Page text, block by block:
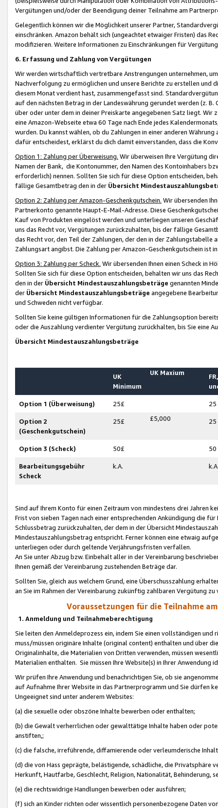
Vergütungen und/oder der Beendigung deiner Teilnahme am
Gelegentlich können wir die Möglichkeit unserer Partner,
einschränken. Amazon behält sich (ungeachtet etwaiger Fristen) das
modifizieren. Weitere Informationen zu Einschränkungen für
6. Erfassung und Zahlung von Vergütungen
Wir werden wirtschaftlich vertretbare Anstrengungen unternehmen,
Nachverfolgung zu ermöglichen und unsere Berichte zu erstellen und
diesem Monat verdient hast, zusammengefasst sind.
auf den nächsten Betrag in der Landeswährung gerundet werden (z.
über oder unter dem in deiner Preiskarte angegebenen Satz liegt.
eine Amazon-Webseite etwa 60 Tage nach Ende jedes
wurden. Du kannst wählen, ob du Zahlungen in einer anderen
dafür entscheidest, erklärst du dich damit einverstanden, dass die
Option 1: Zahlung per Überweisung. Wir überweisen Ihre Vergütung
Namen der Bank, die Kontonummer, den Namen des Kontoinhabers
erforderlich) nennen. Sollten Sie sich für diese Option entscheiden,
fällige Gesamtbetrag den in der Übersicht
Option 2: Zahlung per Amazon-Geschenkgutschein. Wir übersenden
Partnerkonto genannte Haupt-E-Mail-Adresse. Diese
Kauf von Produkten eingelöst werden und unterliegen unseren
uns das Recht vor, Vergütungen zurückzuhalten, bis der fällige
das Recht vor, den Teil der Zahlungen, der den in der
Zahlungsart angibst. Die Zahlung per Amazon-Geschenkgutschein ist
Option 3: Zahlung per Scheck. Wir übersenden Ihnen einen Scheck in
Sollten Sie sich für diese Option entscheiden, behalten wir uns das
den in der Übersicht Mindestauszahlungsbeträge genannten
der Übersicht Mindestauszahlungsbeträge angegebene
und Schweden nicht verfügbar.
Sollten Sie keine gültigen Informationen für die Zahlungsoption
oder die Auszahlung verdienter Vergütung zurückhalten, bis Sie
Übersicht Mindestauszahlungsbeträge
UK
Minimum
UK Maxium
Option 1 (Überweisung) 25£ 25
Option 2
(Geschenkgutschein)
25£ £5,000 25
Option 3 (Scheck) 50£ 50
Bearbeitungsgebühr
Scheck
k.A.
Sind auf Ihrem Konto für einen Zeitraum von mindestens drei Jahren
Frist von sieben Tagen nach einer entsprechenden Ankündigung die
Schlussbetrag zurückzuhalten, der dem in der Übersicht
Mindestauszahlungsbetrag entspricht. Ferner können eine etwaig
unterliegen oder durch geltende Verjährungsfristen verfallen.
An Sie unter Abzug bzw. Einbehalt aller in der Vereinbarung
Ihnen gemäß der Vereinbarung zustehenden Beträge dar.
Sollten Sie, gleich aus welchem Grund, eine Überschusszahlung
an Sie im Rahmen der Vereinbarung zukünftig zahlbaren Vergütung zu
Voraussetzungen für die Teilnahme
1. Anmeldung und Teilnahmeberechtigung
Sie leiten den Anmeldeprozess ein, indem Sie einen vollständigen
muss/müssen originäre Inhalte (original content) enthalten und über
Originalinhalte, die Materialien von Dritten verwenden, müssen
Materialien enthalten. Sie müssen Ihre Website(s) in Ihrer Anwendung
Wir prüfen Ihre Anwendung und benachrichtigen Sie, ob sie
auf Aufnahme Ihrer Website in das Partnerprogramm und Sie dürfen
Ungeeignet sind unter anderem Websites:
(a) die sexuelle oder obszöne Inhalte bewerben oder enthalten;
(b) die Gewalt verherrlichen oder gewalttätige Inhalte haben oder
anstiften,;
(c) die falsche, irreführende, diffamierende oder verleumderische
(d) die von Hass geprägte, belästigende, schädliche, die Privatsphäre
Herkunft, Hautfarbe, Geschlecht, Religion, Nationalität, Behinderung,
(e) die rechtswidrige Handlungen bewerben oder ausführen;
(f) sich an Kinder richten oder wissentlich personenbezogene Daten